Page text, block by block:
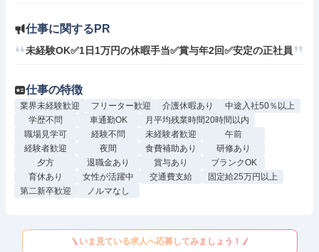
仕事に関するPR
未経験OK✅1日1万円の休暇手当✅賞与年2回✅安定の正社員
仕事の特徴
業界未経験歓迎 フリーター歓迎 介護休暇あり
中途入社50％以上
学歴不問
車通勤OK
月平均残業時間20時間以内
職場見学可
経験不問 未経験者歓迎
午前
経験者歓迎
夜間 食費補助あり
研修あり
夕方
退職金あり 賞与あり
ブランクOK
育休あり
女性が活躍中 交通費支給
固定給25万円以上
第二新卒歓迎
ノルマなし
いま見ている求人へ応募してみましょう！